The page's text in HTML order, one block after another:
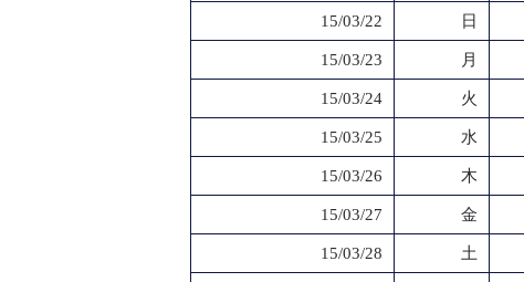
15/03/22 日
15/03/23 月
15/03/24 火
15/03/25 水
15/03/26 木
15/03/27 金
15/03/28 土